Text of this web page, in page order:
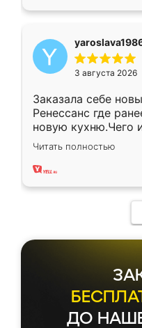
3 августа 2026
Заказала себе
Ренессанс где
новую кухню.Чего
вполне довольна.
два года,
Читать полностью
ДО